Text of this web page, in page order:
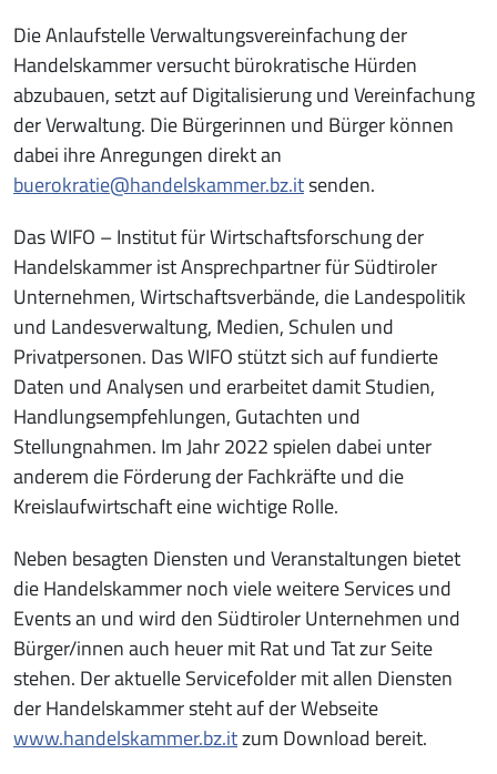
Die Anlaufstelle Verwaltungsvereinfachung der
Handelskammer versucht bürokratische Hürden
abzubauen, setzt auf Digitalisierung und Vereinfachung
der Verwaltung. Die Bürgerinnen und Bürger können
dabei ihre Anregungen direkt an
buerokratie@handelskammer.bz.itsenden.
Das WIFO – Institut für Wirtschaftsforschung der
Handelskammer ist Ansprechpartner für Südtiroler
Unternehmen, Wirtschaftsverbände, die Landespolitik
und Landesverwaltung, Medien, Schulen und
Privatpersonen. Das WIFO stützt sich auf fundierte
Daten und Analysen und erarbeitet damit Studien,
Handlungsempfehlungen, Gutachten und
Stellungnahmen. Im Jahr 2022 spielen dabei unter
anderem die Förderung der Fachkräfte und die
Kreislaufwirtschaft eine wichtige Rolle.
Neben besagten Diensten und Veranstaltungen bietet
die Handelskammer noch viele weitere Services und
Events an und wird den Südtiroler Unternehmen und
Bürger/innen auch heuer mit Rat und Tat zur Seite
stehen. Der aktuelle Servicefolder mit allen Diensten
der Handelskammer steht auf der Webseite
www.handelskammer.bz.itzum Download bereit.